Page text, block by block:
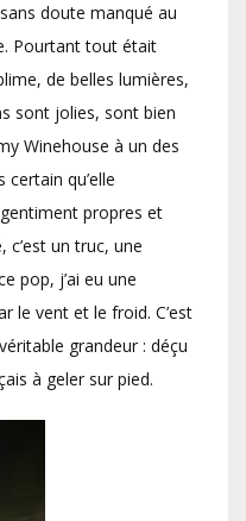
doute manqué au
Pourtant tout était
de belles lumières,
sont jolies, sont bien
Winehouse à un des
qu’elle
propres et
c’est un truc, une
pop, j’ai eu une
le vent et le froid. C’est
grandeur : déçu
à geler sur pied.